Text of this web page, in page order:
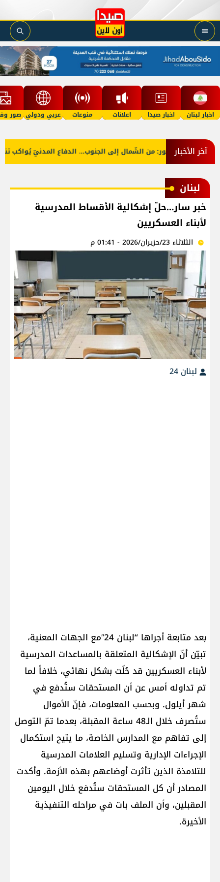
اخبار لبنان اخبار صيدا اعلانات منوعات عربي ودولي صور
آخر الأخباربالصّور: من الشّمال إلى الجنوب... الدفاع المدنيّ يُواكب
لبنان
خبر سار…حلّ إشكالية الأقساط المدرسية
لأبناء العسكريين
الثلاثاء 23/حزيران/2026 - 01:41 م
لبنان 24
بعد متابعة أجراها “لبنان 24″مع الجهات المعنية،
تبيّن أنّ الإشكالية المتعلقة بالمساعدات المدرسية
لأبناء العسكريين قد حُلّت بشكل نهائي، خلافاً لما
تم تداوله أمس عن أن المستحقات ستُدفع في
شهر أيلول. وبحسب المعلومات، فإنّ الأموال
ستُصرف خلال الـ48 ساعة المقبلة، بعدما تمّ التوصل
إلى تفاهم مع المدارس الخاصة، ما يتيح استكمال
الإجراءات الإدارية وتسليم العلامات المدرسية
للتلامذة الذين تأثرت أوضاعهم بهذه الأزمة. وأكدت
المصادر أن كل المستحقات ستُدفع خلال اليومين
المقبلين، وأن الملف بات في مراحله التنفيذية
الأخيرة.